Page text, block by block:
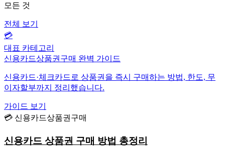
모든 것
전체 보기
💳
대표 카테고리
신용카드상품권구매 완벽 가이드
신용카드·체크카드로 상품권을 즉시 구매하는 방법, 한도, 무
이자할부까지 정리했습니다.
가이드 보기
💳 신용카드상품권구매
신용카드 상품권 구매 방법 총정리